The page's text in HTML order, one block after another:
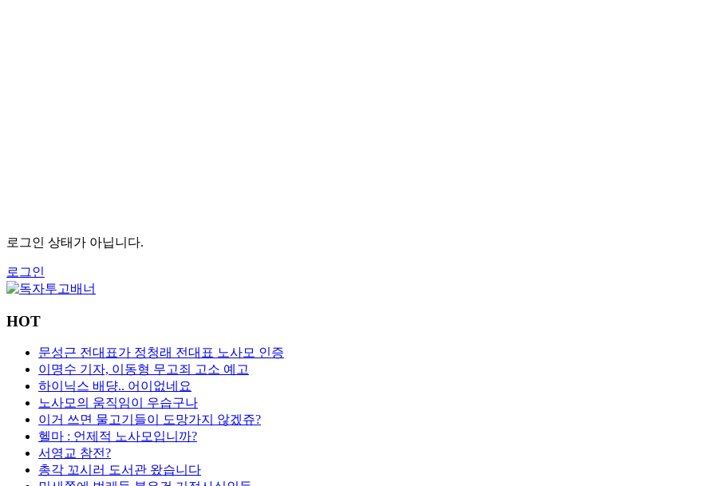
로그인 상태가 아닙니다.
로그인
HOT
문성근 전대표가 정청래 전대표 노사모 인증
이명수 기자, 이동형 무고죄 고소 예고
하이닉스 배댱.. 어이없네요
노사모의 움직임이 우습구나
이거 쓰면 물고기들이 도망가지 않겠쥬?
헬마 : 언제적 노사모입니까?
서영교 참전?
총각 꼬시러 도서관 왔습니다